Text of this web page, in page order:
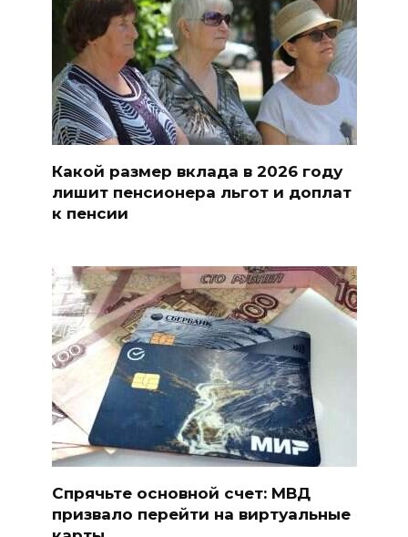
Какой размер вклада в 2026 году
лишит пенсионера льгот и доплат
к пенсии
Спрячьте основной счет: МВД
призвало перейти на виртуальные